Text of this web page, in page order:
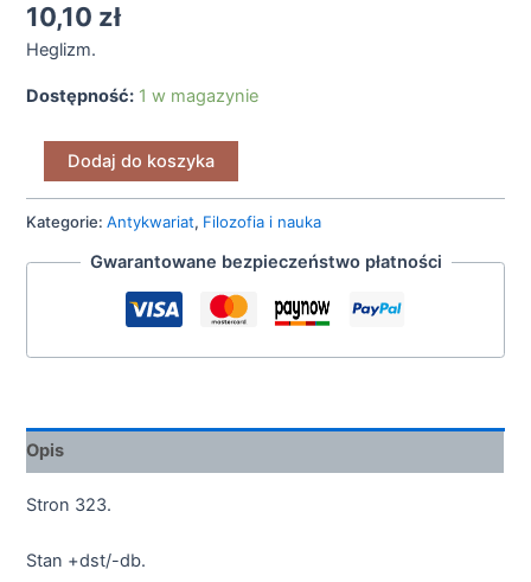
10,10 zł
Heglizm.
Dostępność: 1 w magazynie
Dodaj do koszyka
Kategorie:Antykwariat, Filozofia i nauka
Gwarantowane bezpieczeństwo płatności
Opis
Stron 323.
Stan +dst/-db.